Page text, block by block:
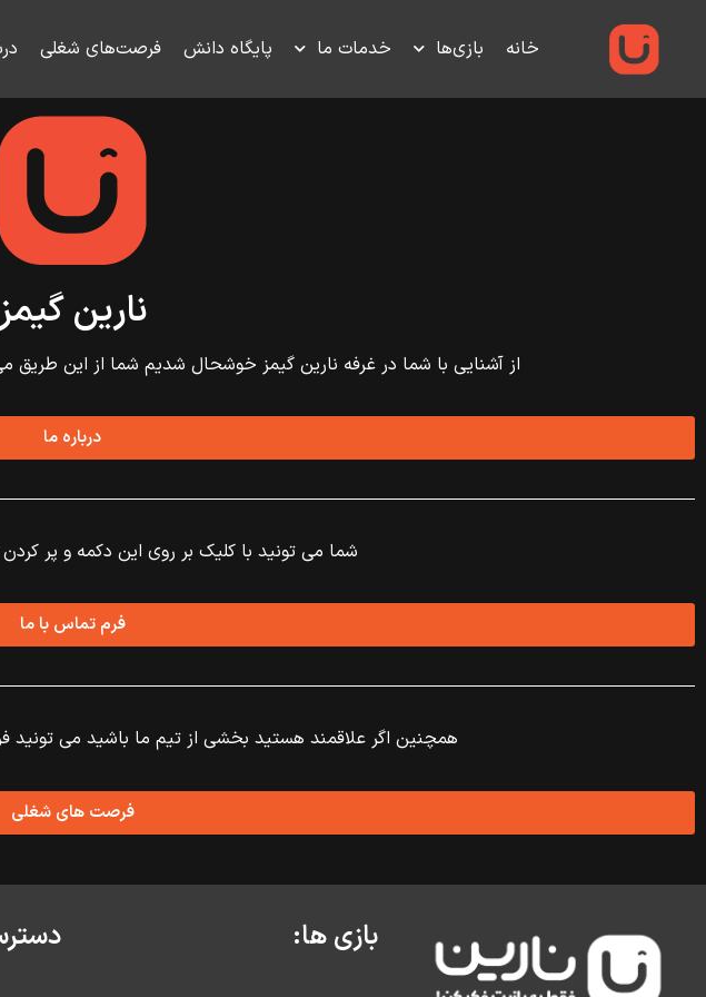
خانه بازی‌ها خدمات ما پایگاه دانش فرصت‌های شغلی
نارین
از آشنایی با شما در غرفه نارین گیمز خوشحال شدیم شما از این طریق
درباره ما
شما می تونید با کلیک بر روی این دکمه و پر کردن
فرم تماس با ما
همچنین اگر علاقمند هستید بخشی از تیم ما باشید می تونید
فرصت های شغلی
بازی ها: